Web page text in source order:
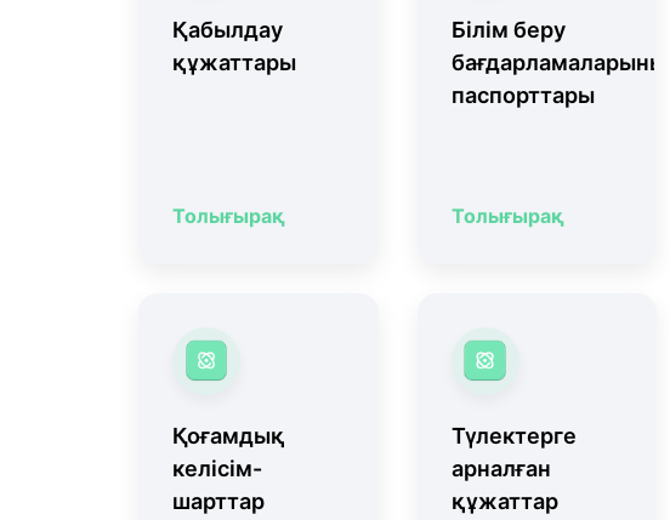
Қабылдау
құжаттары
Толығырақ
Білім беру
бағдарламаларының
паспорттары
Толығырақ
Қоғамдық
келісім-
шарттар
Түлектерге
арналған
құжаттар